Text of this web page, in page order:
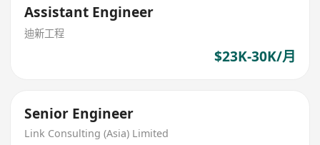
Assistant Engineer
迪新工程
$23K-30K/月
Senior Engineer
Link Consulting (Asia) Limited